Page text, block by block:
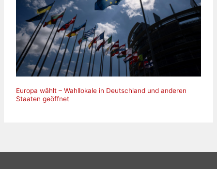
Europa wählt – Wahllokale in Deutschland und anderen
Staaten geöffnet